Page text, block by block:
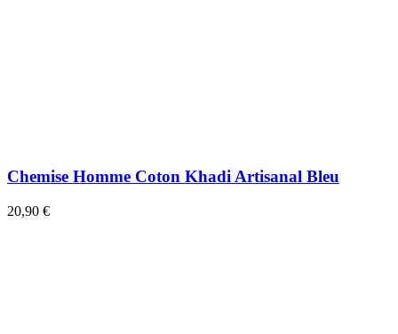
Chemise Homme Coton Khadi Artisanal Bleu
20,90 €